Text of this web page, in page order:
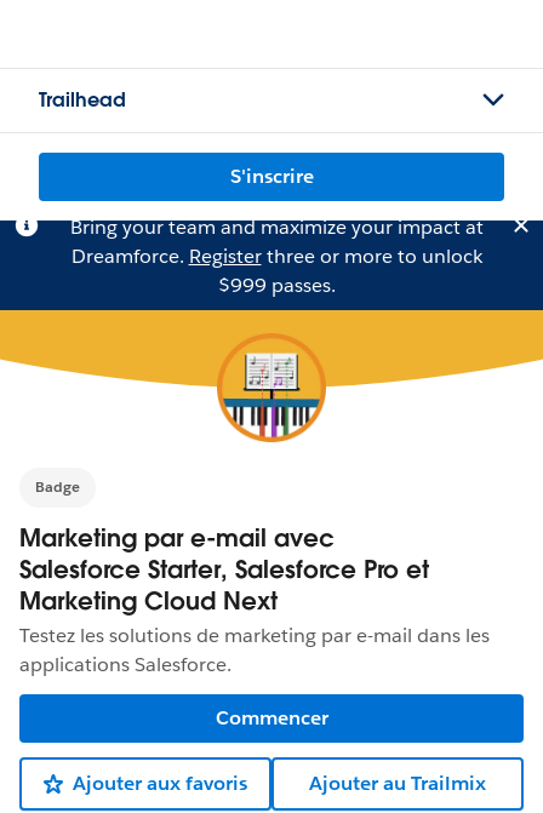
Trailhead
S'inscrire
Bring your team and maximize your impact at
Dreamforce. Registerthree or more to unlock
$999 passes.
Badge
Marketing par e-mail avec
Salesforce Starter, Salesforce Pro et
Marketing Cloud Next
Testez les solutions de marketing par e-mail dans les
applications Salesforce.
Commencer
Ajouter aux favoris Ajouter au Trailmix